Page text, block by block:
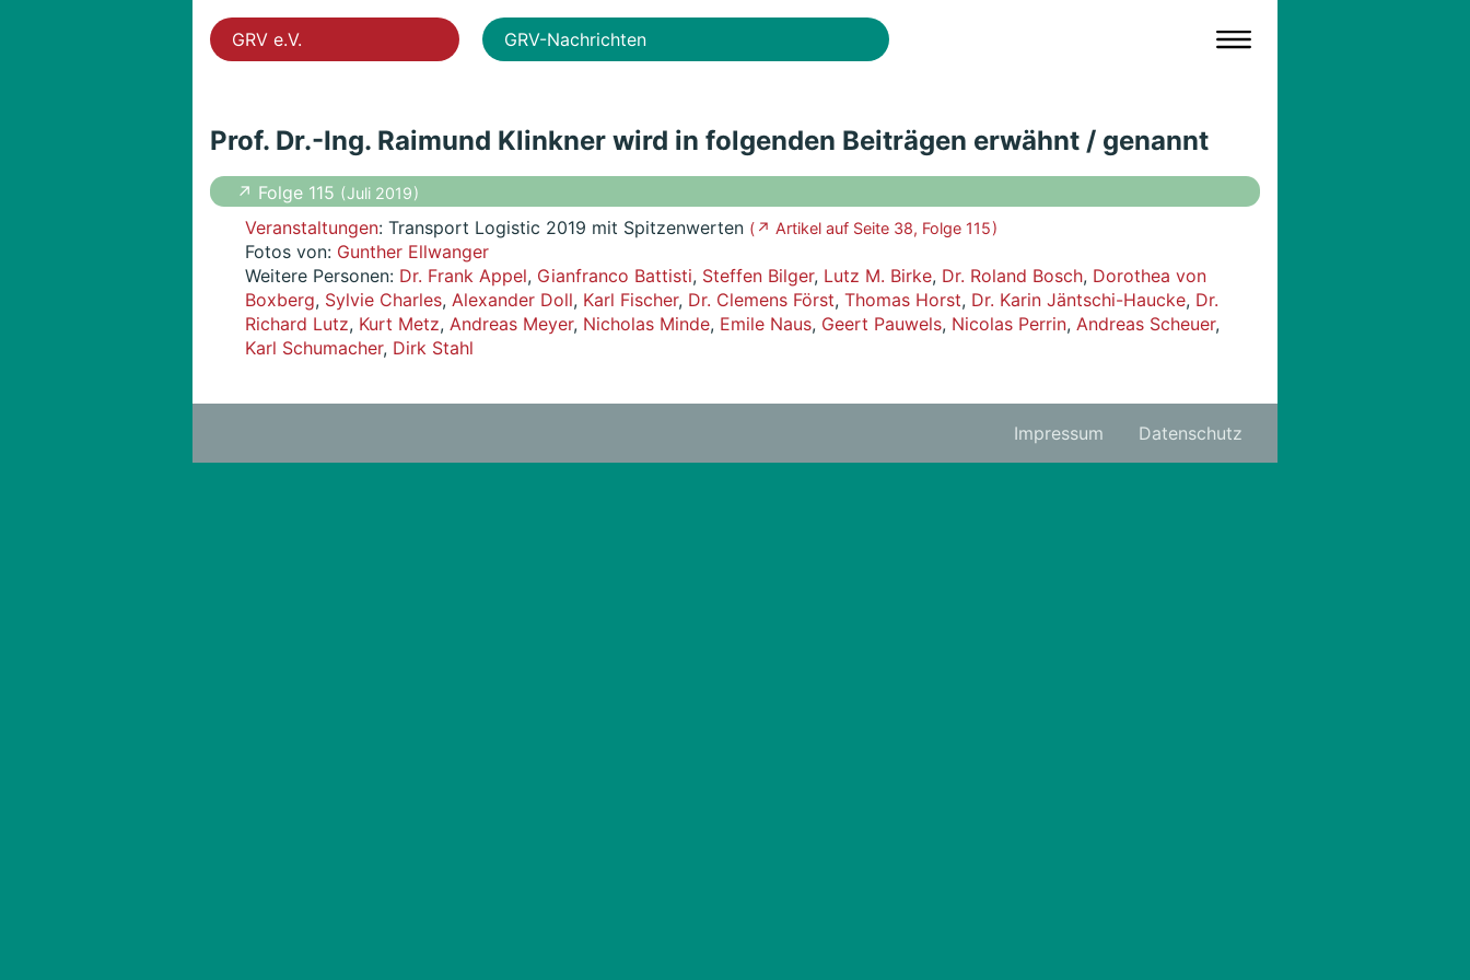
GRV e.V. GRV-Nachrichten
Prof. Dr.-Ing. Raimund Klinkner wird in folgenden Beiträgen erwähnt / genannt
↗ Folge 115 ( Juli 2019 )
Veranstaltungen: Transport Logistic 2019 mit Spitzenwerten ( ↗ Artikel auf Seite 38, Folge 115 )
Fotos von: Gunther Ellwanger
Weitere Personen: Dr. Frank Appel, Gianfranco Battisti, Steffen Bilger, Lutz M. Birke, Dr. Roland Bosch, Dorothea von
Boxberg, Sylvie Charles, Alexander Doll, Karl Fischer, Dr. Clemens Först, Thomas Horst, Dr. Karin Jäntschi-Haucke, Dr.
Richard Lutz, Kurt Metz, Andreas Meyer, Nicholas Minde, Emile Naus, Geert Pauwels, Nicolas Perrin, Andreas Scheuer,
Karl Schumacher, Dirk Stahl
Impressum Datenschutz